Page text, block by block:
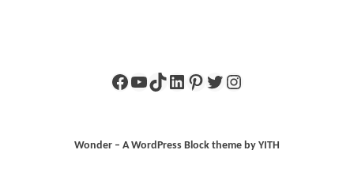
Facebook
YouTube
TikTok
LinkedIn
Pinterest
X Instagram
Wonder – A WordPress Block theme by YITH